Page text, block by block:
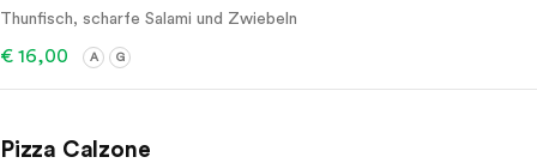
Thunfisch, scharfe Salami und Zwiebeln
€ 16,00 A G
Pizza Calzone